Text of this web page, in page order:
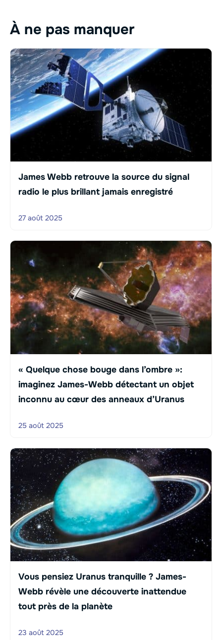
À ne pas manquer
James Webb retrouve la source du signal
radio le plus brillant jamais enregistré
27 août 2025
« Quelque chose bouge dans l’ombre »:
imaginez James-Webb détectant un objet
inconnu au cœur des anneaux d’Uranus
25 août 2025
Vous pensiez Uranus tranquille ? James-
Webb révèle une découverte inattendue
tout près de la planète
23 août 2025